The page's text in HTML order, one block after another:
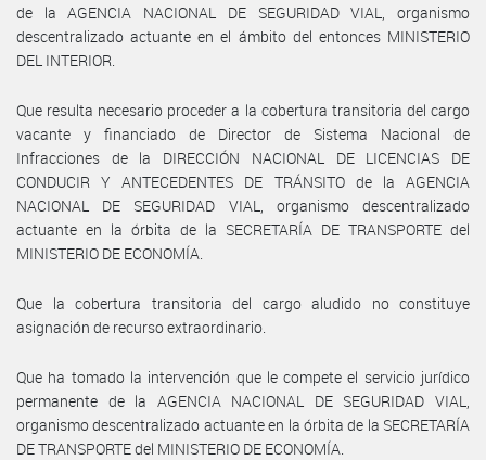
de la AGENCIA NACIONAL DE SEGURIDAD VIAL, organismo
descentralizado actuante en el ámbito del entonces MINISTERIO
DEL INTERIOR.
Que resulta necesario proceder a la cobertura transitoria del cargo
vacante y financiado de Director de Sistema Nacional de
Infracciones de la DIRECCIÓN NACIONAL DE LICENCIAS DE
CONDUCIR Y ANTECEDENTES DE TRÁNSITO de la AGENCIA
NACIONAL DE SEGURIDAD VIAL, organismo descentralizado
actuante en la órbita de la SECRETARÍA DE TRANSPORTE del
MINISTERIO DE ECONOMÍA.
Que la cobertura transitoria del cargo aludido no constituye
asignación de recurso extraordinario.
Que ha tomado la intervención que le compete el servicio jurídico
permanente de la AGENCIA NACIONAL DE SEGURIDAD VIAL,
organismo descentralizado actuante en la órbita de la SECRETARÍA
DE TRANSPORTE del MINISTERIO DE ECONOMÍA.